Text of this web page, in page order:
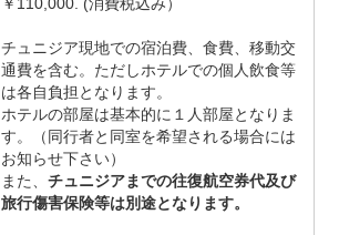
￥110,000. (消費税込み）
チュニジア現地での宿泊費、食費、移動交
通費を含む。ただしホテルでの個人飲食等
は各自負担となります。
ホテルの部屋は基本的に１人部屋となりま
す。（同行者と同室を希望される場合には
お知らせ下さい）
また、チュニジアまでの往復航空券代及び
旅行傷害保険等は別途となります。